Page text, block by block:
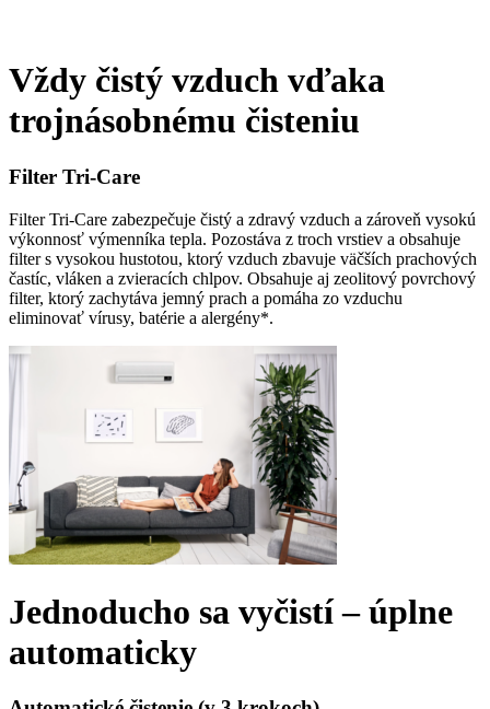
Vždy čistý vzduch vďaka
trojnásobnému čisteniu
Filter Tri-Care
Filter Tri-Care zabezpečuje čistý a zdravý vzduch a zároveň vysokú
výkonnosť výmenníka tepla. Pozostáva z troch vrstiev a obsahuje
filter s vysokou hustotou, ktorý vzduch zbavuje väčších prachových
častíc, vláken a zvieracích chlpov. Obsahuje aj zeolitový povrchový
filter, ktorý zachytáva jemný prach a pomáha zo vzduchu
eliminovať vírusy, batérie a alergény*.
Jednoducho sa vyčistí – úplne
automaticky